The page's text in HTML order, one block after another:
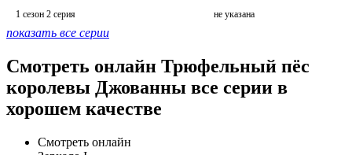
1 сезон 2 серия
не указана
показать все серии
Смотреть онлайн Трюфельный пёс
королевы Джованны все серии в
хорошем качестве
Смотреть онлайн